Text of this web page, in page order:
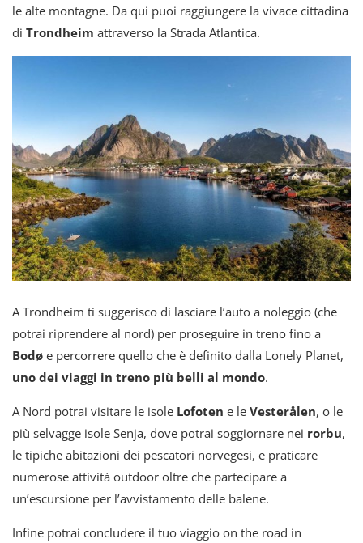
le alte montagne. Da qui puoi raggiungere la vivace cittadina
di Trondheim attraverso la Strada Atlantica.
A Trondheim ti suggerisco di lasciare l’auto a noleggio (che
potrai riprendere al nord) per proseguire in treno fino a
Bodø e percorrere quello che è definito dalla Lonely Planet,
uno dei viaggi in treno più belli al mondo.
A Nord potrai visitare le isole Lofoten e le Vesterålen, o le
più selvagge isole Senja, dove potrai soggiornare nei rorbu,
le tipiche abitazioni dei pescatori norvegesi, e praticare
numerose attività outdoor oltre che partecipare a
un’escursione per l’avvistamento delle balene.
Infine potrai concludere il tuo viaggio on the road in